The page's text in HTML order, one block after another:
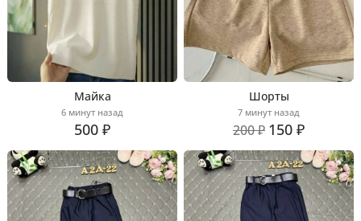
Майка
6 минут назад
500 ₽
Шорты
7 минут назад
200 ₽ 150 ₽